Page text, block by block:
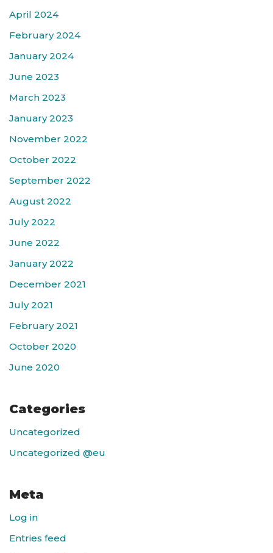
April 2024
February 2024
January 2024
June 2023
March 2023
January 2023
November 2022
October 2022
September 2022
August 2022
July 2022
June 2022
January 2022
December 2021
July 2021
February 2021
October 2020
June 2020
Categories
Uncategorized
Uncategorized @eu
Meta
Log in
Entries feed